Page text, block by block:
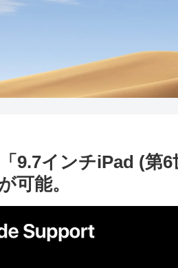
9.7インチiPad (第
可能。